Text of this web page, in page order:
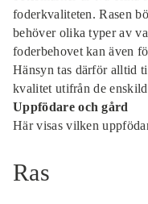
foderkvaliteten. Rasen
behöver olika typer av
foderbehovet kan även
Hänsyn tas därför alltid
kvalitet utifrån de
Uppfödare och gård
Här visas vilken
Ras